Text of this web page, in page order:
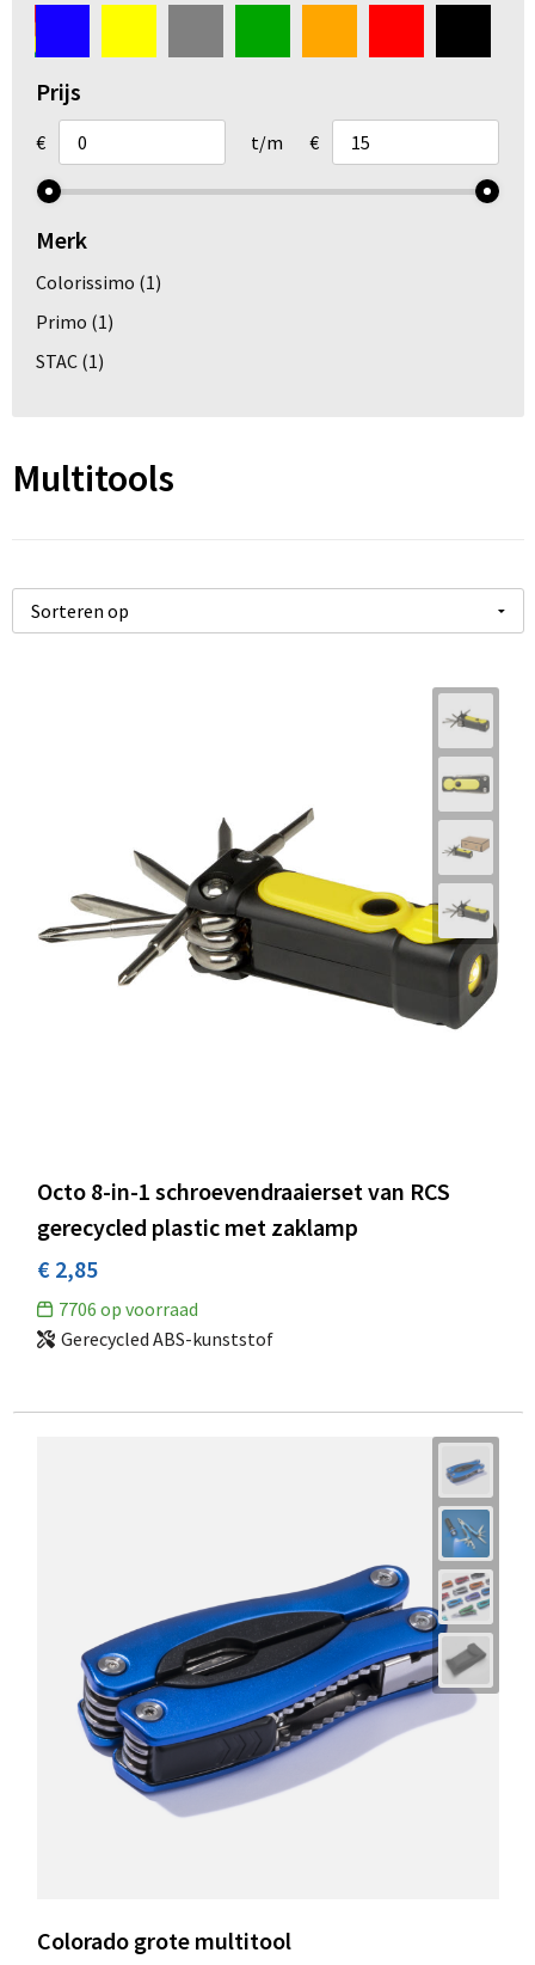
Ademhalingsbescherming
Gehoorbescherming
Oog- en gelaatsbescherming
Hoofdbescherming
Broeken en Rokken
Prijs
€ t/m €
Merk
Colorissimo (1)
Primo (1)
STAC (1)
Multitools
Octo 8-in-1 schroevendraaierset van RCS
gerecycled plastic met zaklamp
€ 2,85
7706 op voorraad
Gerecycled ABS-kunststof
Colorado grote multitool